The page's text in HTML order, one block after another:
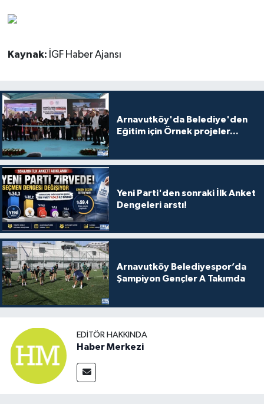
Kaynak: İGF Haber Ajansı
Arnavutköy'da Belediye'den
Eğitim için Örnek projeler...
Yeni Parti'den sonraki İlk Anket
Dengeleri arstı!
Arnavutköy Belediyespor’da
Şampiyon Gençler A Takımda
EDITÖR HAKKINDA
Haber Merkezi